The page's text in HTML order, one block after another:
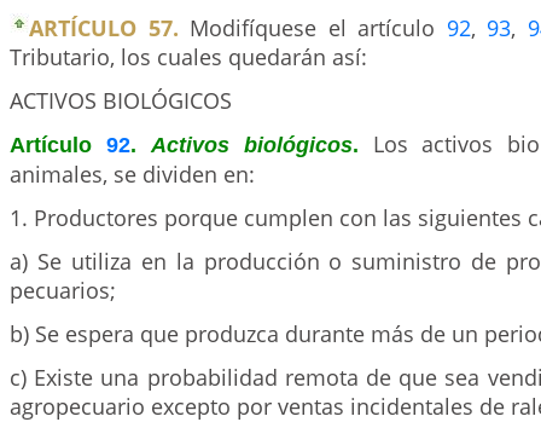
ARTÍCULO 57. Modifíquese el artículo 92, 93,
Tributario, los cuales quedarán así:
ACTIVOS BIOLÓGICOS
Artículo 92.Activos biológicos. Los activos
animales, se dividen en:
1. Productores porque cumplen con las siguientes
a) Se utiliza en la producción o suministro de
pecuarios;
b) Se espera que produzca durante más de un
c) Existe una probabilidad remota de que sea
agropecuario excepto por ventas incidentales de